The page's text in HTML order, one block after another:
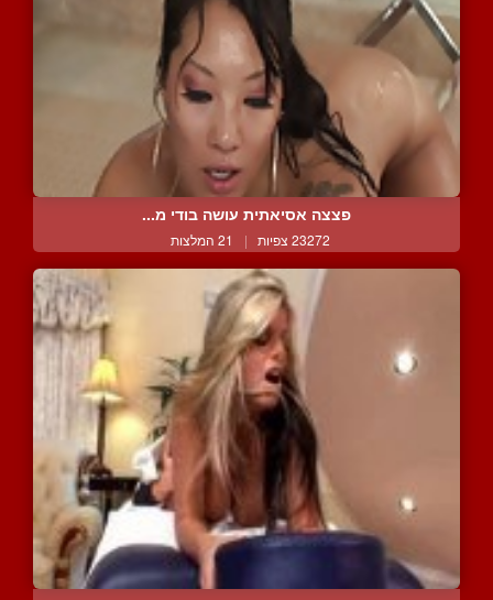
פצצה אסיאתית עושה בודי מ...
23272 צפיות | 21 המלצות